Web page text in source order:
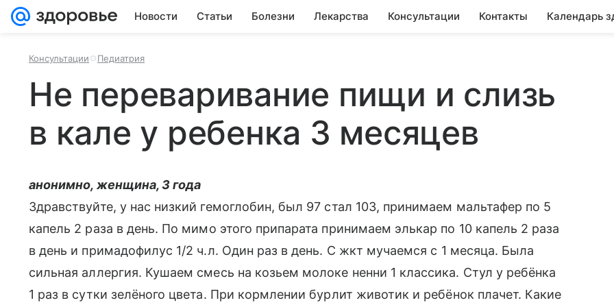
Новости Статьи Болезни Лекарства Консультации Контакты Календарь
Консультации Педиатрия
Не переваривание пищи и слизь
в кале у ребенка 3 месяцев
анонимно, женщина, 3 года
Здравствуйте, у нас низкий гемоглобин, был 97 стал 103, принимаем мальтафер по 5
капель 2 раза в день. По мимо этого припарата принимаем элькар по 10 капель 2 раза
в день и примадофилус 1/2 ч.л. Один раз в день. С жкт мучаемся с 1 месяца. Была
сильная аллергия. Кушаем смесь на козьем молоке ненни 1 классика. Стул у ребёнка
1 раз в сутки зелёного цвета. При кормлении бурлит животик и ребёнок плачет. Какие